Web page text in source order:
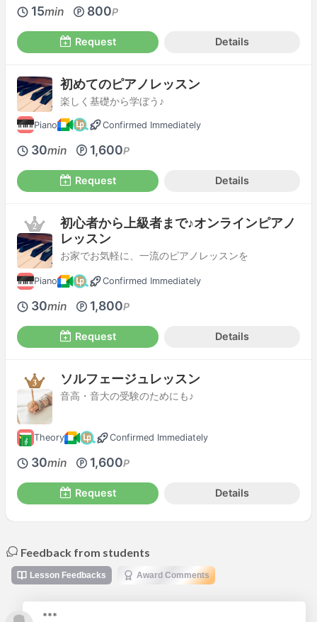
15min 800P
Request Details
初めてのピアノレッスン
楽しく基礎から学ぼう♪
Piano Confirmed Immediately
30min 1,600P
Request Details
初心者から上級者まで♪オンラインピアノ
レッスン
お家でお気軽に、一流のピアノレッスンを
Piano Confirmed Immediately
30min 1,800P
Request Details
ソルフェージュレッスン
音高・音大の受験のためにも♪
Theory Confirmed Immediately
30min 1,600P
Request Details
Feedback from students
Lesson Feedbacks Award Comments
***